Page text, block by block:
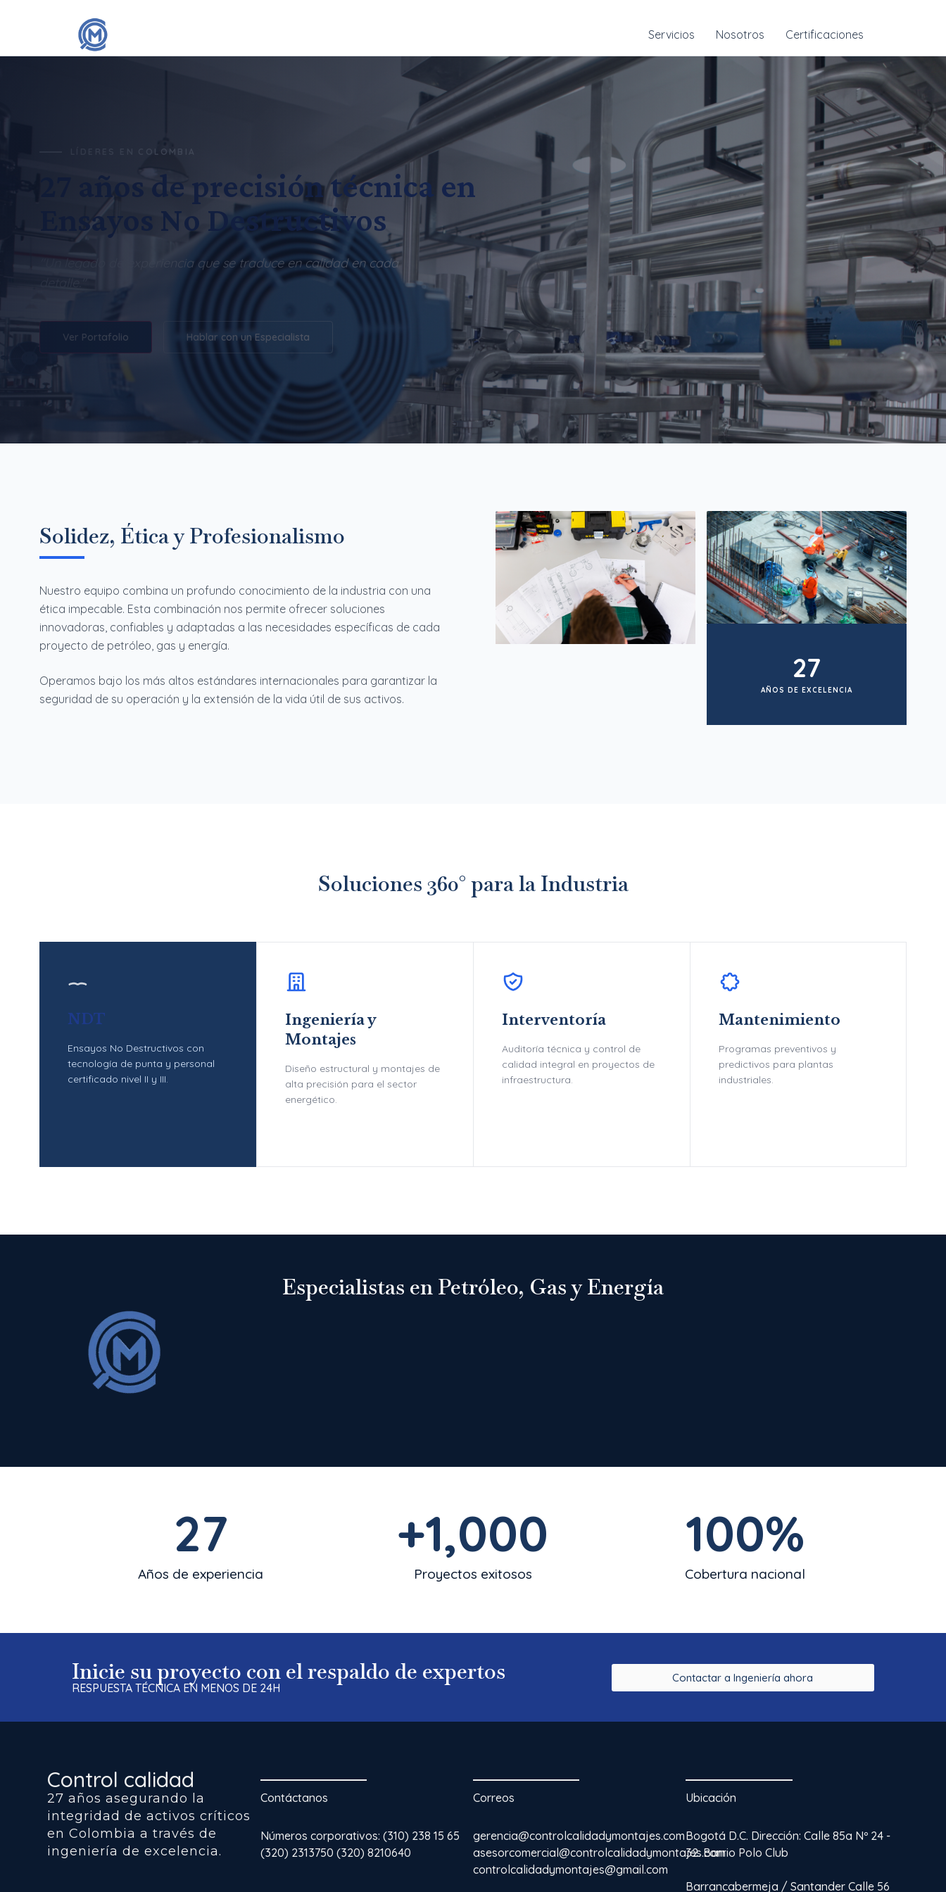
Servicios Nosotros Certificaciones
LÍDERES EN COLOMBIA
27 años de precisión técnica en
Ensayos No Destructivos
"Un legado de experiencia que se traduce en calidad en cada
Ver Portafolio Hablar con un Especialista
Solidez, Ética y Profesionalismo
Nuestro equipo combina un profundo conocimiento de la industria con una
ética impecable. Esta combinación nos permite ofrecer soluciones
innovadoras, confiables y adaptadas a las necesidades específicas de cada
proyecto de petróleo, gas y energía.
Operamos bajo los más altos estándares internacionales para garantizar la
seguridad de su operación y la extensión de la vida útil de sus activos.
27
AÑOS DE EXCELENCIA
Soluciones 360° para la Industria
NDT
Ensayos No Destructivos con
tecnología de punta y personal
certificado nivel II y III.
Ingeniería y
Montajes
Diseño estructural y montajes de
alta precisión para el sector
energético.
Interventoría
Auditoría técnica y control de
calidad integral en proyectos de
infraestructura.
Mantenimiento
Programas preventivos y
predictivos para plantas
industriales.
Especialistas en Petróleo, Gas y Energía
Años de experiencia
27
Proyectos exitosos
+1,000
Cobertura nacional
100%
Inicie su proyecto con el respaldo de expertos
RESPUESTA TÉCNICA EN MENOS DE 24H
Contactar a Ingeniería ahora
Control calidad
27 años asegurando la
integridad de activos críticos
en Colombia a través de
ingeniería de excelencia.
Contáctanos
Números corporativos: (310) 238 15 65
(320) 2313750 (320) 8210640
Correos
gerencia@controlcalidadymontajes.com
asesorcomercial@controlcalidadymontajes.com
controlcalidadymontajes@gmail.com
Ubicación
Bogotá D.C. Dirección: Calle 85a Nº 24 -
32. Barrio Polo Club
Barrancabermeja / Santander Calle 56